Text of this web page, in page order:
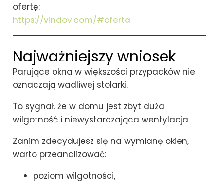
ofertę:
https://vindov.com/#oferta
Najważniejszy wniosek
Parujące okna w większości przypadków nie
oznaczają wadliwej stolarki.
To sygnał, że w domu jest zbyt duża
wilgotność i niewystarczająca wentylacja.
Zanim zdecydujesz się na wymianę okien,
warto przeanalizować:
poziom wilgotności,